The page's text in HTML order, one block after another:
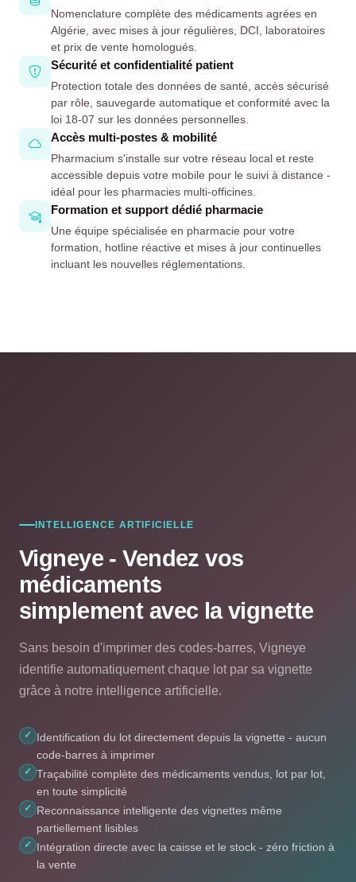
Nomenclature complète des médicaments agrées en
Algérie, avec mises à jour régulières, DCI, laboratoires
et prix de vente homologués.
Sécurité et confidentialité patient
Protection totale des données de santé, accès sécurisé
par rôle, sauvegarde automatique et conformité avec la
loi 18-07 sur les données personnelles.
Accès multi-postes & mobilité
Pharmacium s'installe sur votre réseau local et reste
accessible depuis votre mobile pour le suivi à distance -
idéal pour les pharmacies multi-officines.
Formation et support dédié pharmacie
Une équipe spécialisée en pharmacie pour votre
formation, hotline réactive et mises à jour continuelles
incluant les nouvelles réglementations.
INTELLIGENCE ARTIFICIELLE
Vigneye - Vendez vos
médicaments
simplement avec la vignette
Sans besoin d'imprimer des codes-barres, Vigneye
identifie automatiquement chaque lot par sa vignette
grâce à notre intelligence artificielle.
✓ Identification du lot directement depuis la vignette - aucun
code-barres à imprimer
✓ Traçabilité complète des médicaments vendus, lot par lot,
en toute simplicité
✓ Reconnaissance intelligente des vignettes même
partiellement lisibles
✓ Intégration directe avec la caisse et le stock - zéro friction à
la vente